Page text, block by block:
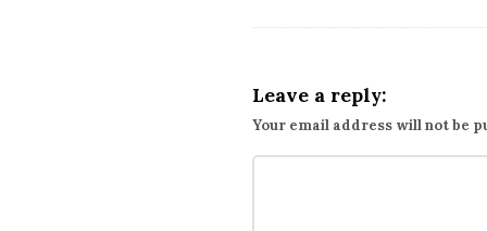
_
t
a
r
Leave a reply:
Your email address will not be